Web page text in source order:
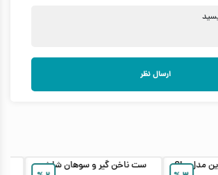
ارسال نظر
سنگ پا برقی گرین لاین مدل GL-
ست ناخن گیر و سوهان شارژی